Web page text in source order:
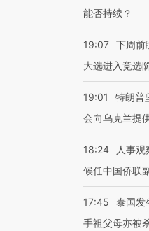
能否持续？
19:07 下周前
大选进入竞选
19:01
特朗普
会向乌克兰提
18:24
人事
候任中国侨联
17:45
泰国发
手祖父母亦被